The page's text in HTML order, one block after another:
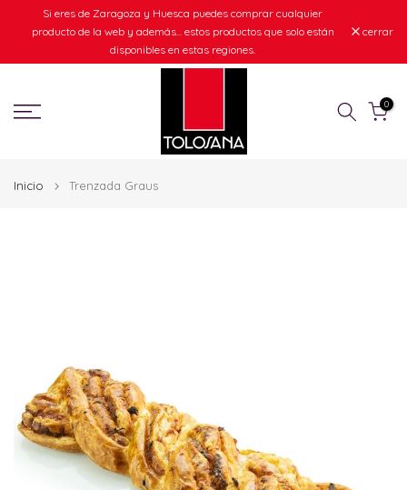
contenido
Si eres de Zaragoza y Huesca puedes comprar cualquier
producto de la web y además... estos productos que solo están
disponibles en estas regiones.
cerrar
0
Inicio Trenzada Graus